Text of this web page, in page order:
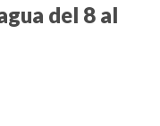
del 8 al